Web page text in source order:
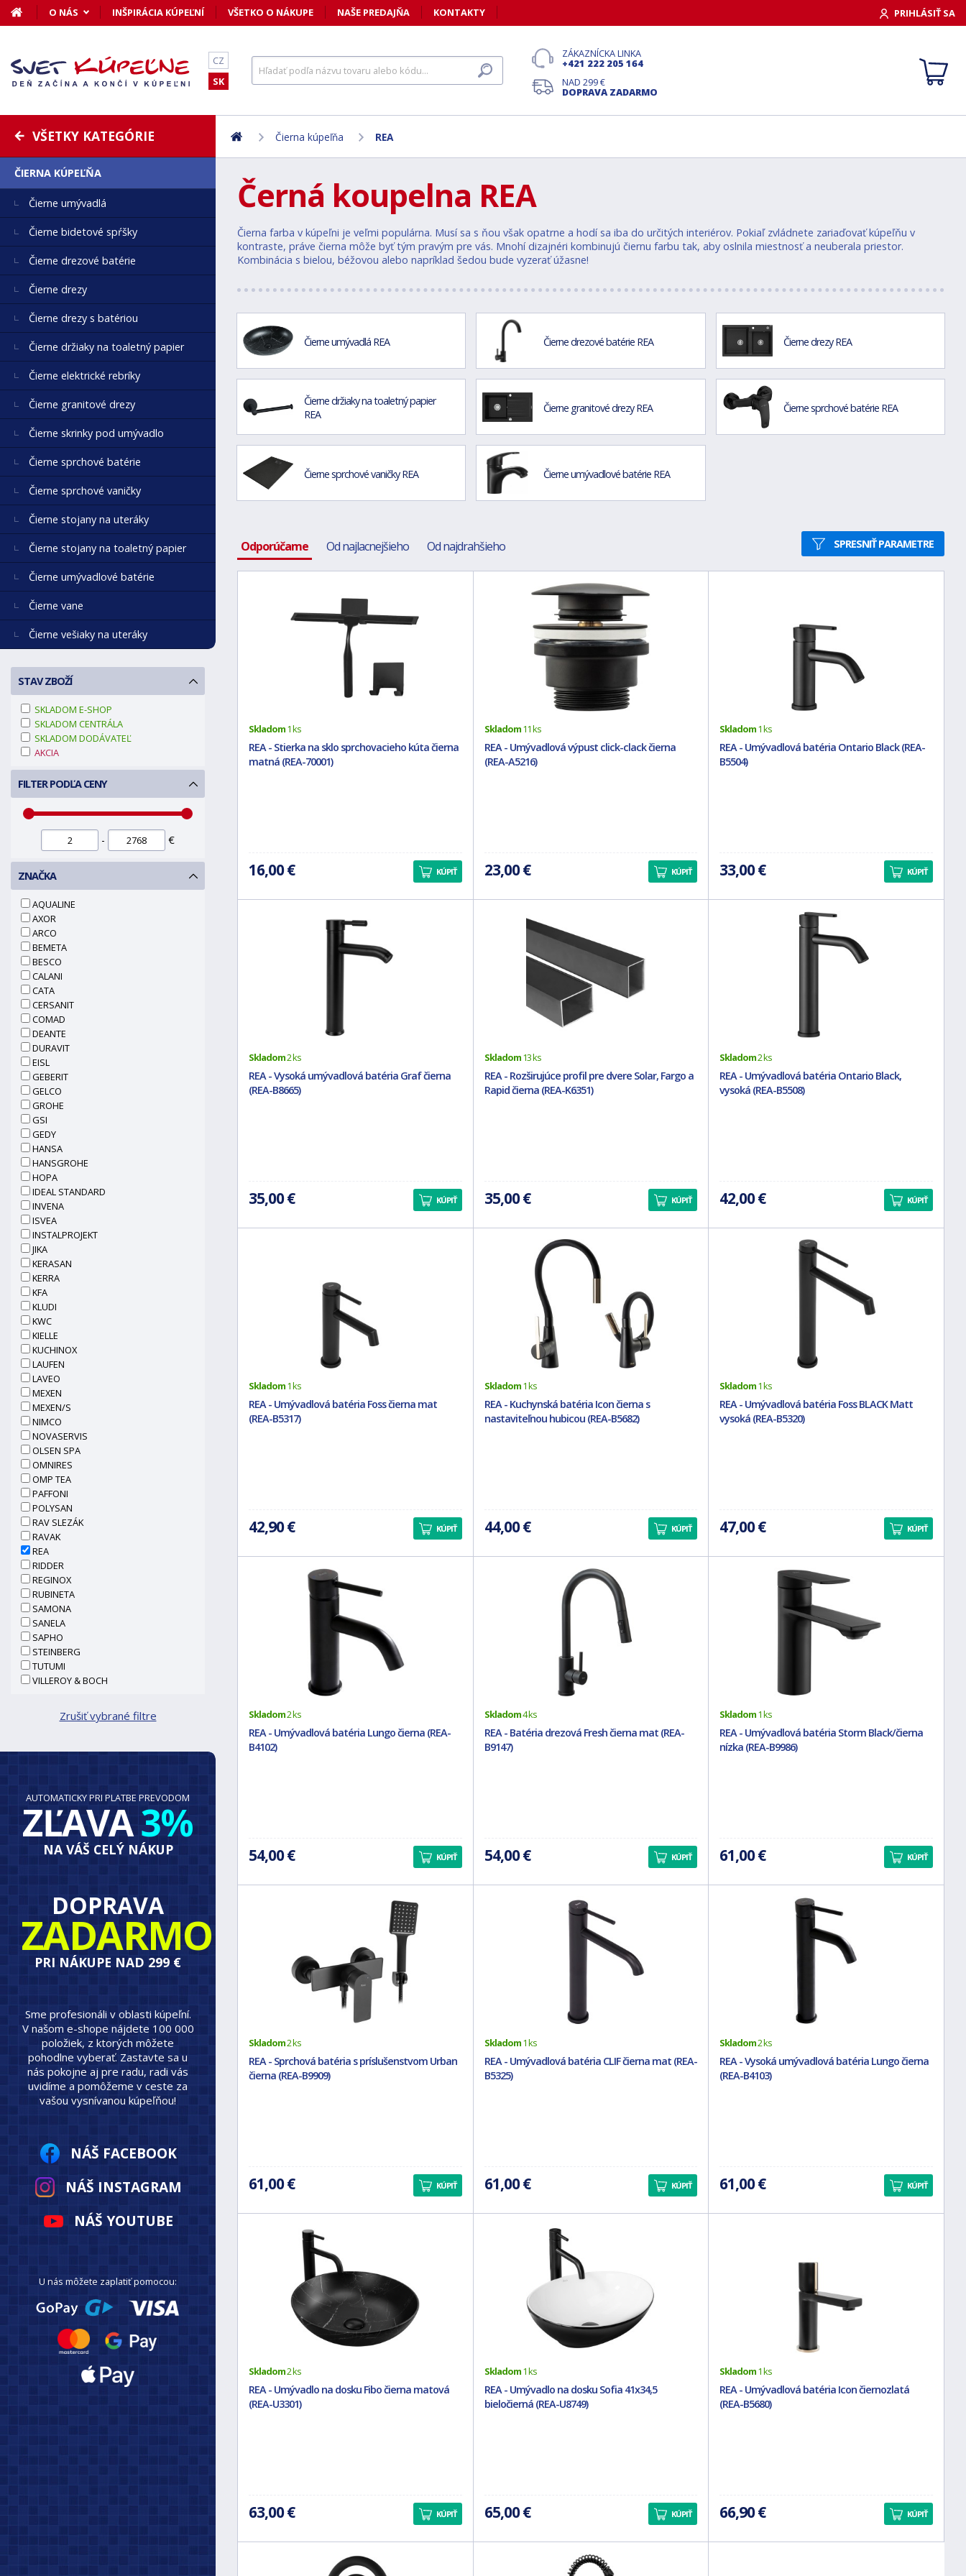
O NÁS INŠPIRÁCIA KÚPEĽNÍ VŠETKO O NÁKUPE NAŠE PREDAJŇA KONTAKTY PRIHLÁSIŤ SA
CZ
SK
ZÁKAZNÍCKA LINKA
+421 222 205 164
NAD 299 €
DOPRAVA ZADARMO
Čierna kúpeľňa REA
Černá koupelna REA
Čierna farba v kúpeľni je veľmi populárna. Musí sa s ňou však opatrne a hodí sa iba do určitých interiérov. Pokiaľ zvládnete zariaďovať kúpeľňu v
kontraste, práve čierna môže byť tým pravým pre vás. Mnohí dizajnéri kombinujú čiernu farbu tak, aby oslnila miestnosť a neuberala priestor.
Kombinácia s bielou, béžovou alebo napríklad šedou bude vyzerať úžasne!
Čierne umývadlá REA Čierne drezové batérie REA Čierne drezy REA
Čierne držiaky na toaletný papier
REA
Čierne granitové drezy REA Čierne sprchové batérie REA
Čierne sprchové vaničky REA Čierne umývadlové batérie REA
Odporúčame Od najlacnejšieho Od najdrahšieho SPRESNIŤ PARAMETRE
Skladom1 ks
REA - Stierka na sklo sprchovacieho kúta čierna
matná (REA-70001)
16,00 € KÚPIŤ
Skladom11 ks
REA - Umývadlová výpust click-clack čierna
(REA-A5216)
23,00 € KÚPIŤ
Skladom1 ks
REA - Umývadlová batéria Ontario Black (REA-
B5504)
33,00 € KÚPIŤ
Skladom2 ks
REA - Vysoká umývadlová batéria Graf čierna
(REA-B8665)
35,00 € KÚPIŤ
Skladom13 ks
REA - Rozširujúce profil pre dvere Solar, Fargo a
Rapid čierna (REA-K6351)
35,00 € KÚPIŤ
Skladom2 ks
REA - Umývadlová batéria Ontario Black,
vysoká (REA-B5508)
42,00 € KÚPIŤ
Skladom1 ks
REA - Umývadlová batéria Foss čierna mat
(REA-B5317)
42,90 € KÚPIŤ
Skladom1 ks
REA - Kuchynská batéria Icon čierna s
nastaviteľnou hubicou (REA-B5682)
44,00 € KÚPIŤ
Skladom1 ks
REA - Umývadlová batéria Foss BLACK Matt
vysoká (REA-B5320)
47,00 € KÚPIŤ
Skladom2 ks
REA - Umývadlová batéria Lungo čierna (REA-
B4102)
54,00 € KÚPIŤ
Skladom4 ks
REA - Batéria drezová Fresh čierna mat (REA-
B9147)
54,00 € KÚPIŤ
Skladom1 ks
REA - Umývadlová batéria Storm Black/čierna
nízka (REA-B9986)
61,00 € KÚPIŤ
Skladom2 ks
REA - Sprchová batéria s príslušenstvom Urban
čierna (REA-B9909)
61,00 € KÚPIŤ
Skladom1 ks
REA - Umývadlová batéria CLIF čierna mat (REA-
B5325)
61,00 € KÚPIŤ
Skladom2 ks
REA - Vysoká umývadlová batéria Lungo čierna
(REA-B4103)
61,00 € KÚPIŤ
Skladom2 ks
REA - Umývadlo na dosku Fibo čierna matová
(REA-U3301)
63,00 € KÚPIŤ
Skladom1 ks
REA - Umývadlo na dosku Sofia 41x34,5
bieločierná (REA-U8749)
65,00 € KÚPIŤ
Skladom1 ks
REA - Umývadlová batéria Icon čiernozlatá
(REA-B5680)
66,90 € KÚPIŤ
VŠETKY KATEGÓRIE
ČIERNA KÚPEĽŇA
Čierne umývadlá
Čierne bidetové spŕšky
Čierne drezové batérie
Čierne drezy
Čierne drezy s batériou
Čierne držiaky na toaletný papier
Čierne elektrické rebríky
Čierne granitové drezy
Čierne skrinky pod umývadlo
Čierne sprchové batérie
Čierne sprchové vaničky
Čierne stojany na uteráky
Čierne stojany na toaletný papier
Čierne umývadlové batérie
Čierne vane
Čierne vešiaky na uteráky
STAV ZBOŽÍ
SKLADOM E-SHOP
SKLADOM CENTRÁLA
SKLADOM DODÁVATEĽ
AKCIA
FILTER PODĽA CENY
- €
ZNAČKA
AQUALINE
AXOR
ARCO
BEMETA
BESCO
CALANI
CATA
CERSANIT
COMAD
DEANTE
DURAVIT
EISL
GEBERIT
GELCO
GROHE
GSI
GEDY
HANSA
HANSGROHE
HOPA
IDEAL STANDARD
INVENA
ISVEA
INSTALPROJEKT
JIKA
KERASAN
KERRA
KFA
KLUDI
KWC
KIELLE
KUCHINOX
LAUFEN
LAVEO
MEXEN
MEXEN/S
NIMCO
NOVASERVIS
OLSEN SPA
OMNIRES
OMP TEA
PAFFONI
POLYSAN
RAV SLEZÁK
RAVAK
REA
RIDDER
REGINOX
RUBINETA
SAMONA
SANELA
SAPHO
STEINBERG
TUTUMI
VILLEROY & BOCH
Zrušiť vybrané filtre
AUTOMATICKY PRI PLATBE PREVODOM
ZĽAVA3%
NA VÁŠ CELÝ NÁKUP
DOPRAVA
ZADARMO
PRI NÁKUPE NAD 299 €
Sme profesionáli v oblasti kúpeľní.
V našom e-shope nájdete 100 000
položiek, z ktorých môžete
pohodlne vyberať. Zastavte sa u
nás pokojne aj pre radu, radi vás
uvidíme a pomôžeme v ceste za
vašou vysnívanou kúpeľňou!
NÁŠ FACEBOOK
NÁŠ INSTAGRAM
NÁŠ YOUTUBE
U nás môžete zaplatiť pomocou: